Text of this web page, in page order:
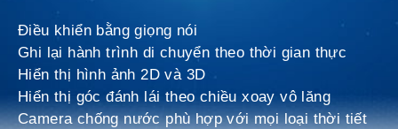
Điều khiển bằng giọng nói
Ghi lại hành trình di chuyển theo thời gian thực
Hiển thị hình ảnh 2D và 3D
Hiển thị góc đánh lái theo chiều xoay vô lăng
Camera chống nước phù hợp với mọi loại thời tiết